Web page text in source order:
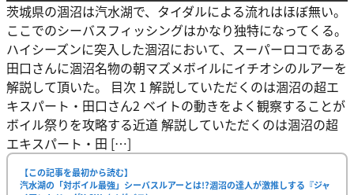
茨城県の涸沼は汽水湖で、タイダルによる流れはほぼ無い。
ここでのシーバスフィッシングはかなり独特になってくる。
ハイシーズンに突入した涸沼において、スーパーロコである
田口さんに涸沼名物の朝マズメボイルにイチオシのルアーを
解説して頂いた。 目次 1 解説していただくのは涸沼の超エ
キスパート・田口さん2 ベイトの動きをよく観察することが
ボイル祭りを攻略する近道 解説していただくのは涸沼の超
エキスパート・田 […]
【この記事を最初から読む】
汽水湖の「対ボイル最強」シーバスルアーとは!?涸沼の達人が激推しする『ジャ